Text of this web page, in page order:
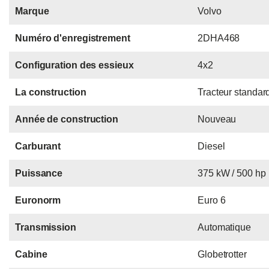
Marque Volvo
Numéro d'enregistrement 2DHA468
Configuration des essieux 4x2
La construction Tracteur
Année de construction Nouveau
Carburant Diesel
Puissance 375 kW / 500 hp
Euronorm Euro 6
Transmission Automatique
Cabine Globetrotter